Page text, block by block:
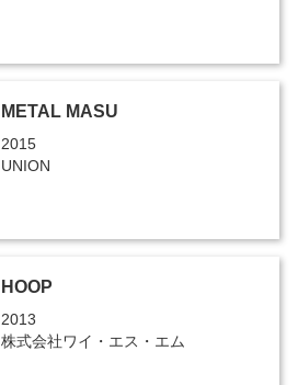
METAL MASU
2015
UNION
HOOP
2013
株式会社ワイ・エス・エム